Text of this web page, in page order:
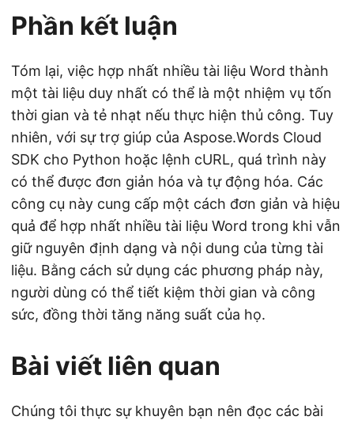
Phần kết luận
Tóm lại, việc hợp nhất nhiều tài liệu Word thành
một tài liệu duy nhất có thể là một nhiệm vụ tốn
thời gian và tẻ nhạt nếu thực hiện thủ công. Tuy
nhiên, với sự trợ giúp của Aspose.Words Cloud
SDK cho Python hoặc lệnh cURL, quá trình này
có thể được đơn giản hóa và tự động hóa. Các
công cụ này cung cấp một cách đơn giản và hiệu
quả để hợp nhất nhiều tài liệu Word trong khi vẫn
giữ nguyên định dạng và nội dung của từng tài
liệu. Bằng cách sử dụng các phương pháp này,
người dùng có thể tiết kiệm thời gian và công
sức, đồng thời tăng năng suất của họ.
Bài viết liên quan
Chúng tôi thực sự khuyên bạn nên đọc các bài